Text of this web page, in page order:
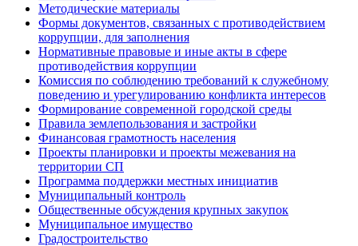
Методические материалы
Формы документов, связанных с противодействием
коррупции, для заполнения
Нормативные правовые и иные акты в сфере
противодействия коррупции
Комиссия по соблюдению требований к служебному
поведению и урегулированию конфликта интересов
Формирование современной городской среды
Правила землепользования и застройки
Финансовая грамотность населения
Проекты планировки и проекты межевания на
территории СП
Программа поддержки местных инициатив
Муниципальный контроль
Общественные обсуждения крупных закупок
Муниципальное имущество
Градостроительство